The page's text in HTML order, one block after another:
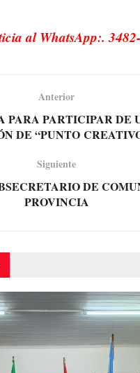
al WhatsApp:.
Anterior
PARA PARTICIPAR DE
DE “PUNTO
Siguiente
DE
PROVINCIA